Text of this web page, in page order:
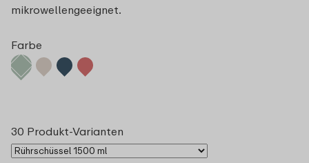
mikrowellengeeignet.
Farbe
30 Produkt-Varianten